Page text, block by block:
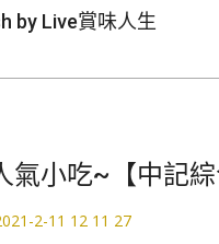
by Live賞味人生
小吃~【中記綜